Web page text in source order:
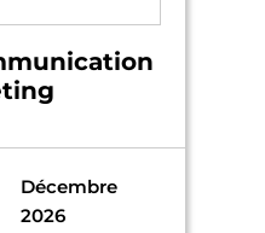
Décembre
2026